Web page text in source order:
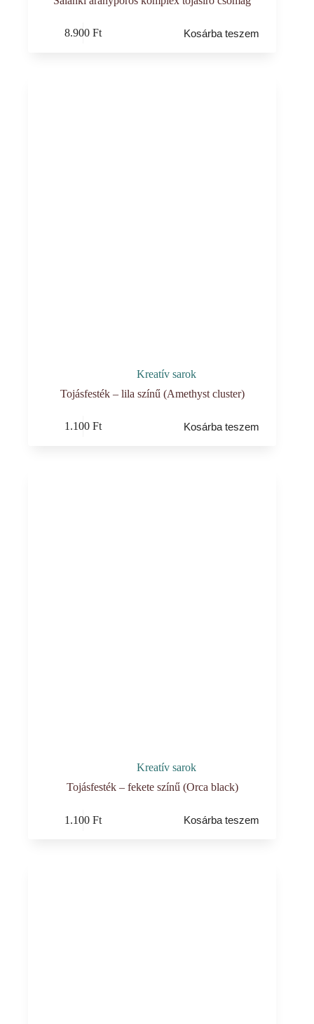
8.900Ft Kosárba teszem
Kreatív sarok
Tojásfesték – lila színű (Amethyst cluster)
1.100Ft Kosárba teszem
Kreatív sarok
Tojásfesték – fekete színű (Orca black)
1.100Ft Kosárba teszem